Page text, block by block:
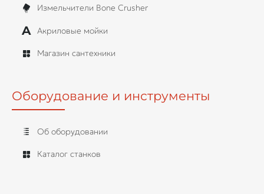
Измельчители Bone Crusher
Акриловые мойки
Магазин сантехники
Оборудование и инструменты
Об оборудовании
Каталог станков